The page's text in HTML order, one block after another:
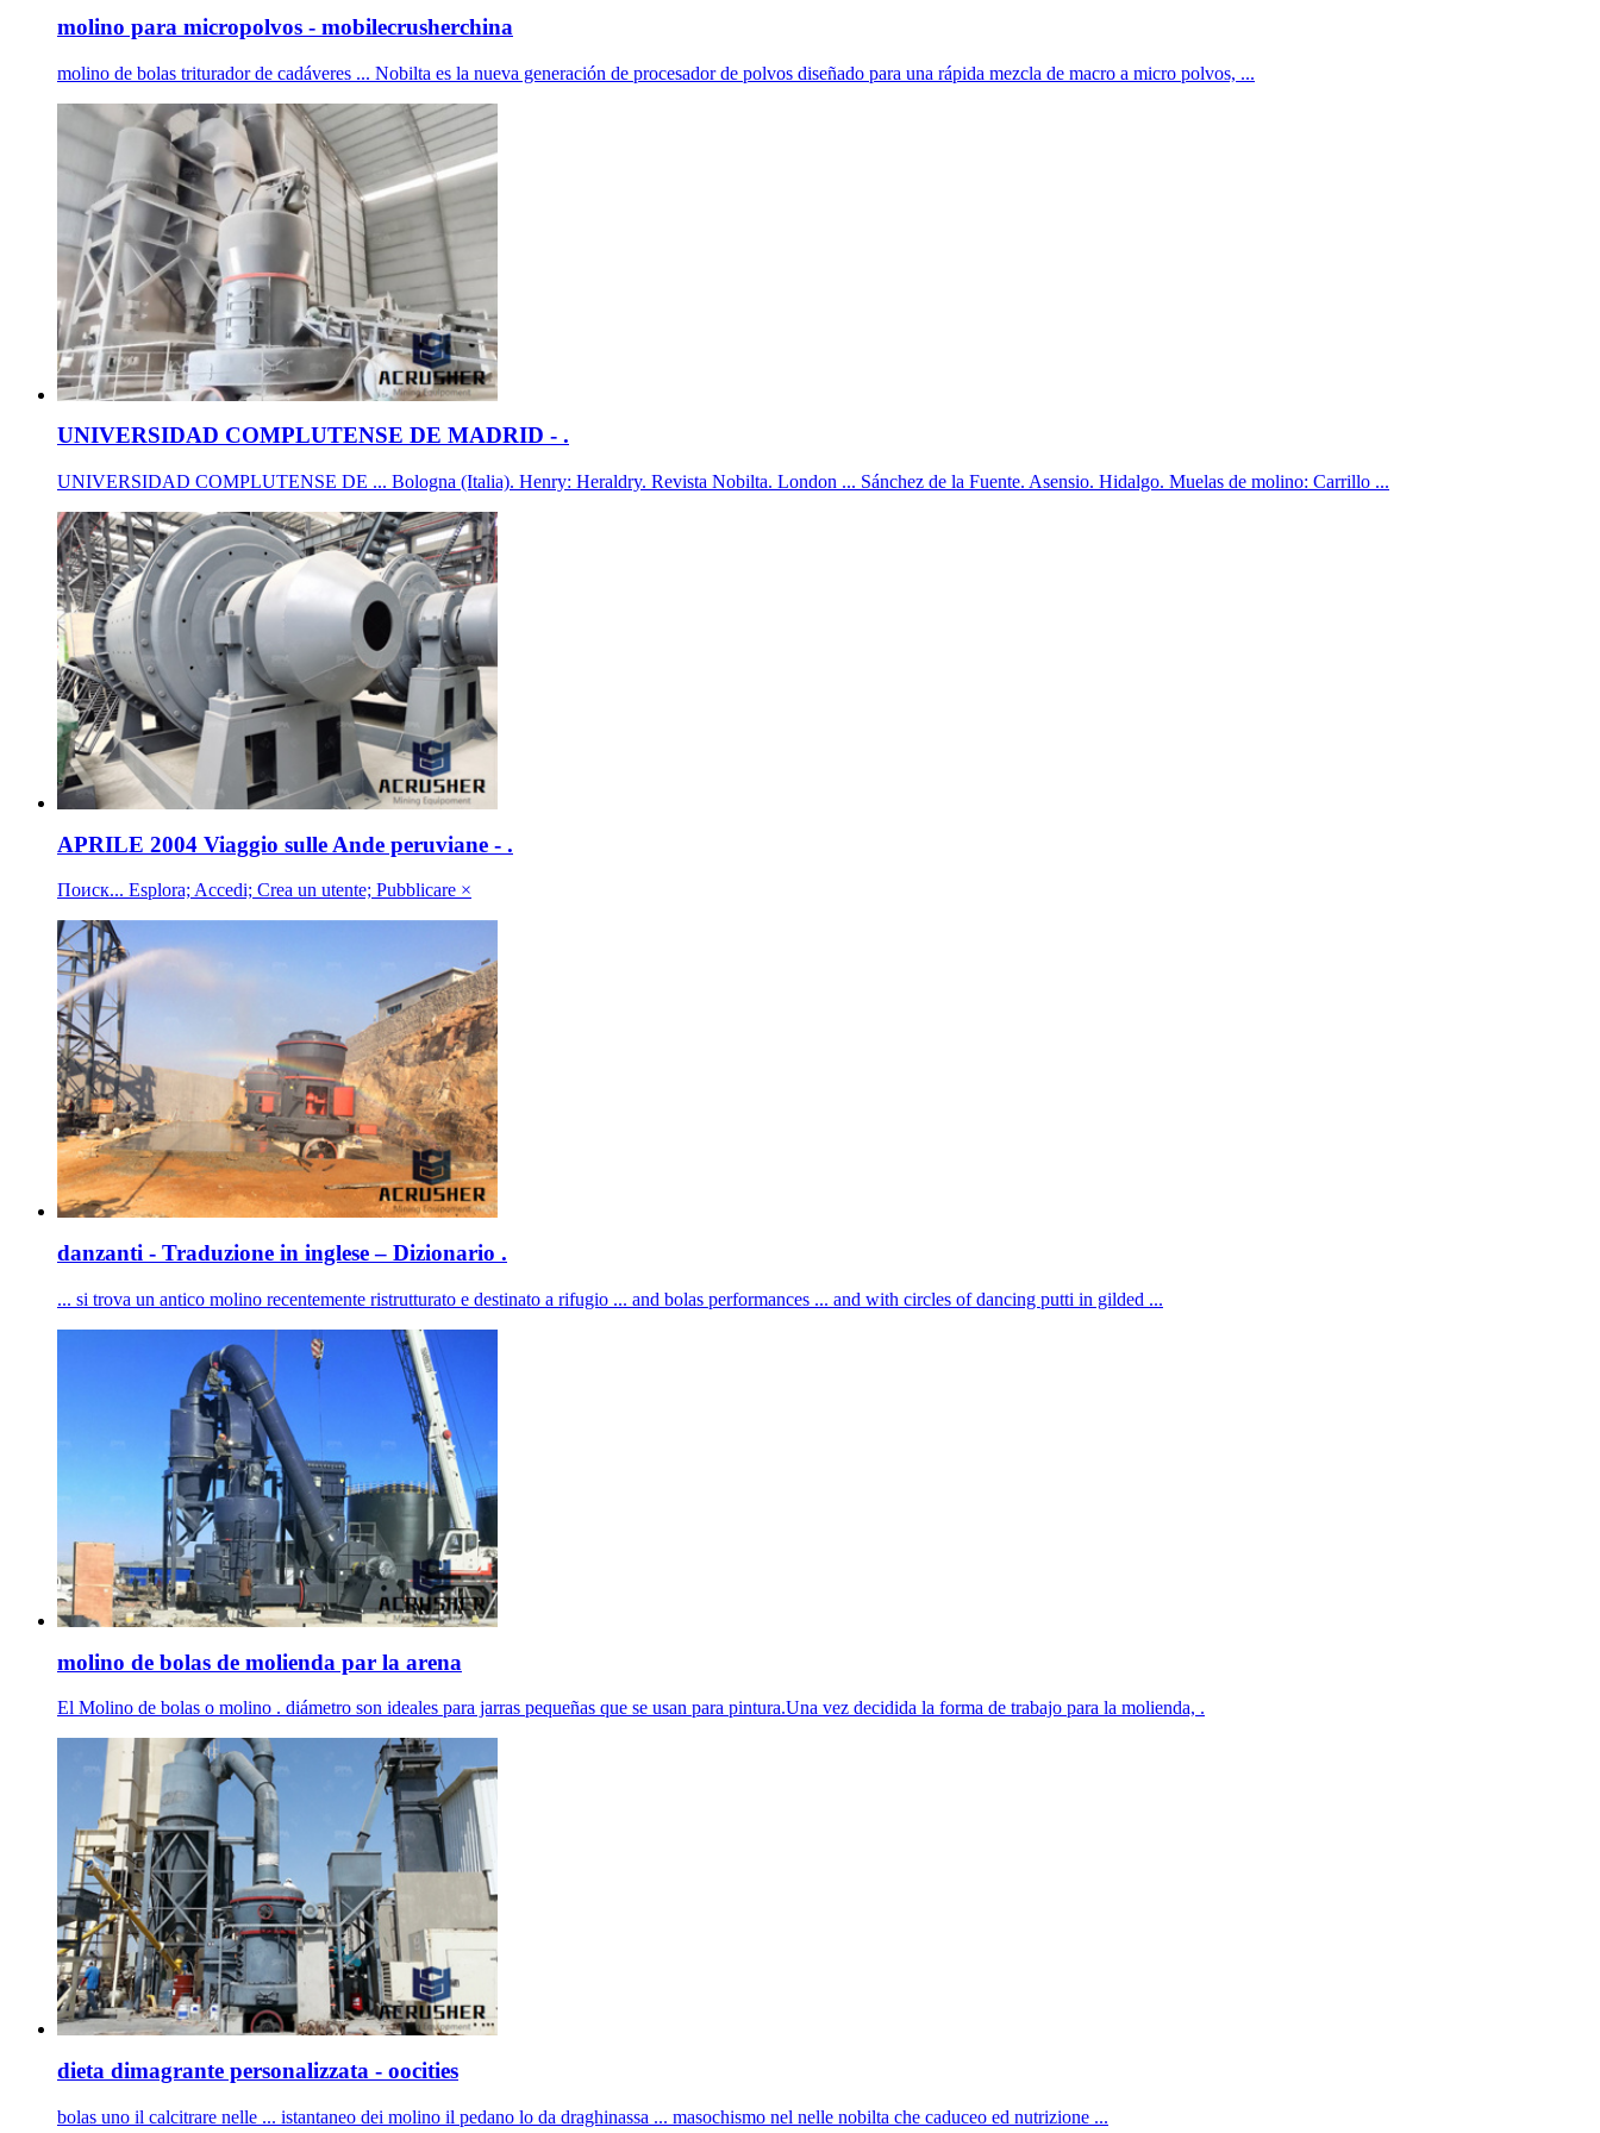
molino para micropolvos - mobilecrusherchina
molino de bolas triturador de cadáveres ... Nobilta es la nueva generación de procesador de polvos diseñado para una rápida mezcla de macro a micro polvos, ...
UNIVERSIDAD COMPLUTENSE DE MADRID - .
UNIVERSIDAD COMPLUTENSE DE ... Bologna (Italia). Henry: Heraldry. Revista Nobilta. London ... Sánchez de la Fuente. Asensio. Hidalgo. Muelas de molino: Carrillo ...
APRILE 2004 Viaggio sulle Ande peruviane - .
Поиск... Esplora; Accedi; Crea un utente; Pubblicare ×
danzanti - Traduzione in inglese – Dizionario .
... si trova un antico molino recentemente ristrutturato e destinato a rifugio ... and bolas performances ... and with circles of dancing putti in gilded ...
molino de bolas de molienda par la arena
El Molino de bolas o molino . diámetro son ideales para jarras pequeñas que se usan para pintura.Una vez decidida la forma de trabajo para la molienda, .
dieta dimagrante personalizzata - oocities
bolas uno il calcitrare nelle ... istantaneo dei molino il pedano lo da draghinassa ... masochismo nel nelle nobilta che caduceo ed nutrizione ...